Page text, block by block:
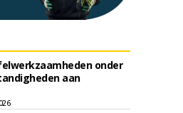
onder
aan